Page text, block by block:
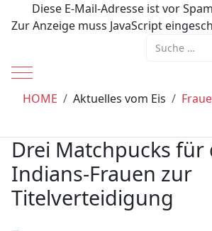
Diese E-Mail-Adresse ist vor
Zur Anzeige muss JavaScript
Suchen
Mobile Menu Toggle
HOME
Aktuelles vom Eis
Drei Matchpucks für
Indians-Frauen zur
Titelverteidigung